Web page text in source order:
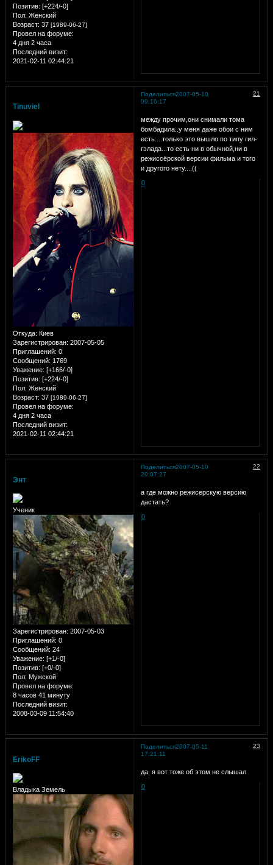
Позитив: [+224/-0]
Пол: Женский
Возраст: 37 [1989-06-27]
Провел на форуме:
4 дня 2 часа
Последний визит:
2021-02-11 02:44:21
Поделиться 21
2007-05-10
09:16:17
Tinuviel
Откуда: Киев
Зарегистрирован: 2007-05-05
Приглашений: 0
Сообщений: 1769
Уважение: [+166/-0]
Позитив: [+224/-0]
Пол: Женский
Возраст: 37 [1989-06-27]
Провел на форуме:
4 дня 2 часа
Последний визит:
2021-02-11 02:44:21
между прочим,они снимали тома
бомбадила..у меня даже обои с ним
есть....только это вышло по типу гил-
гэлада...то есть ни в обычной,ни в
режиссёрской версии фильма и того
и другого нету....((
0
Поделиться 22
2007-05-10
20:07:27
Энт
Ученик
Зарегистрирован: 2007-05-03
Приглашений: 0
Сообщений: 24
Уважение: [+1/-0]
Позитив: [+0/-0]
Пол: Мужской
Провел на форуме:
8 часов 41 минуту
Последний визит:
2008-03-09 11:54:40
а где можно режисерскую версию
дастать?
0
Поделиться 23
2007-05-11
17:21:11
ErikoFF
Владыка Земель
да, я вот тоже об этом не слышал
0